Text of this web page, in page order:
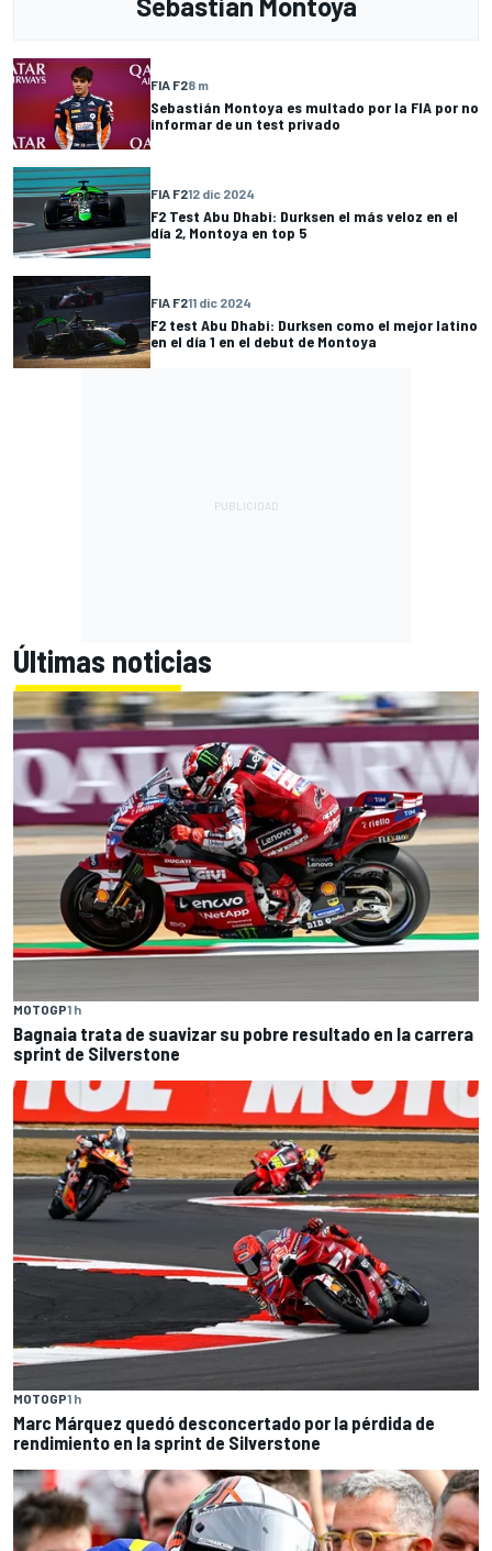
FIA F28 m
Sebastián Montoya es multado por la FIA por no
informar de un test privado
FIA F212 dic 2024
F2 Test Abu Dhabi: Durksen el más veloz en el
día 2, Montoya en top 5
FIA F211 dic 2024
F2 test Abu Dhabi: Durksen como el mejor latino
en el día 1 en el debut de Montoya
Últimas noticias
MOTOGP1 h
Bagnaia trata de suavizar su pobre resultado en la carrera
sprint de Silverstone
MOTOGP1 h
Marc Márquez quedó desconcertado por la pérdida de
rendimiento en la sprint de Silverstone